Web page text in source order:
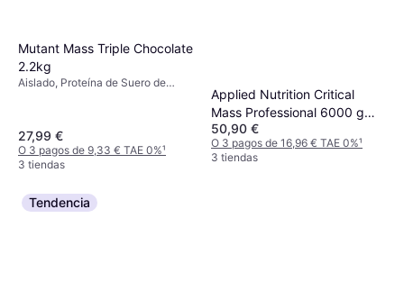
Mutant Mass Triple Chocolate
2.2kg
Aislado, Proteína de Suero de
27,99 €
O 3 pagos de 9,33 € TAE 0%¹
3 tiendas
Applied Nutrition Critical
Mass Professional 6000 g
čokoláda
50,90 €
O 3 pagos de 16,96 € TAE 0%¹
3 tiendas
Tendencia